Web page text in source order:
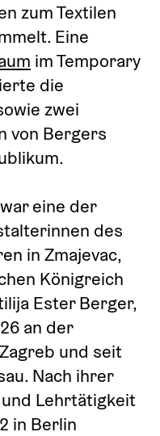
zum Textilen
im Temporary
die
zwei
von Bergers
eine der
des
in Zmajevac,
Königreich
Ester Berger,
an der
und seit
Nach ihrer
Lehrtätigkeit
in Berlin